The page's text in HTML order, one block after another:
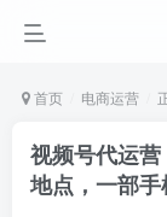
首页 电商运营
视频号代运
地点，一部手